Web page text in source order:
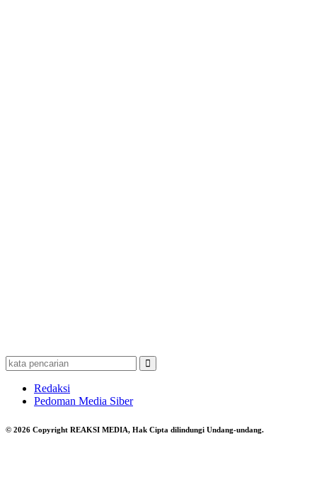
Redaksi
Pedoman Media Siber
© 2026 Copyright REAKSI MEDIA, Hak Cipta dilindungi Undang-undang.